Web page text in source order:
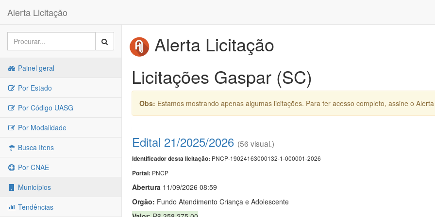
Alerta Licitação
Painel geral
Por Estado
Por Código UASG
Por Modalidade
Busca Itens
Por CNAE
Municípios
Tendências
Alerta Licitação
Licitações Gaspar (SC)
Obs: Estamos mostrando apenas algumas licitações. Para ter acesso completo, assine o
Edital 21/2025/2026 (56 visual.)
Identificador desta licitação: PNCP-19024163000132-1-000001-2026
Portal: PNCP
Abertura 11/09/2026 08:59
Orgão: Fundo Atendimento Criança e Adolescente